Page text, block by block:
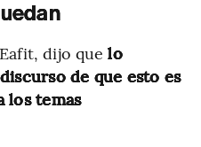
dijo quelo
de que esto es
temas